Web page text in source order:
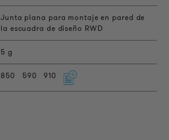
Junta plana para montaje en pared de
la escuadra de diseño RWD
5 g
850 590 910